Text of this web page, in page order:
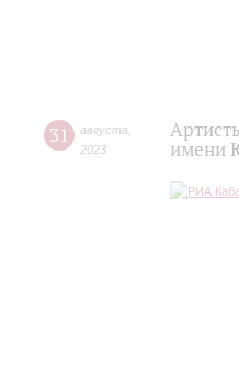
31 августа
2023
имени